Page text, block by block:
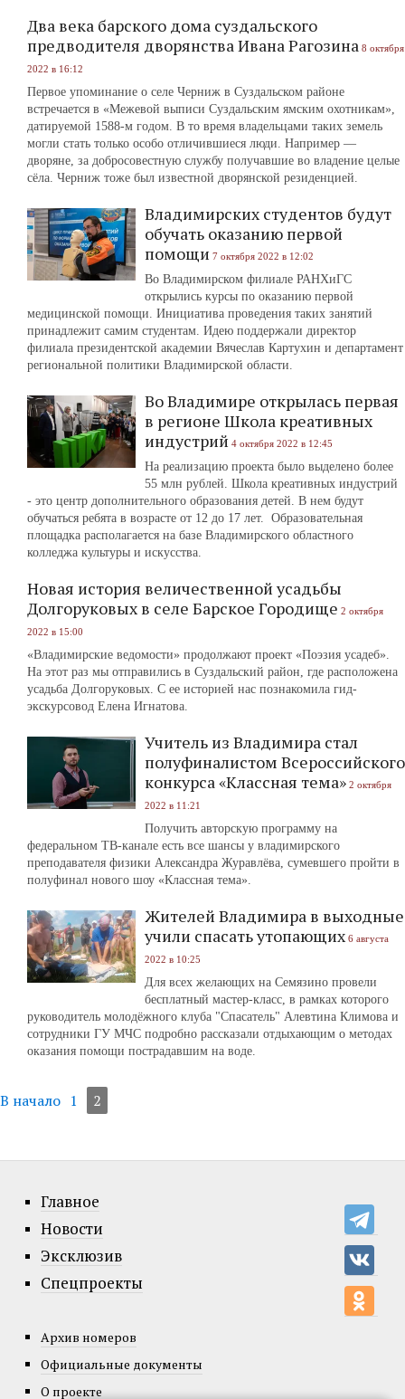
Два века барского дома суздальского
предводителя дворянства Ивана Рагозина 8 октября
2022 в 16:12
Первое упоминание о селе Черниж в Суздальском районе
встречается в «Межевой выписи Суздальским ямским охотникам»,
датируемой 1588-м годом. В то время владельцами таких земель
могли стать только особо отличившиеся люди. Например —
дворяне, за добросовестную службу получавшие во владение целые
сёла. Черниж тоже был известной дворянской резиденцией.
Владимирских студентов будут
обучать оказанию первой
помощи 7 октября 2022 в 12:02
Во Владимирском филиале РАНХиГС
открылись курсы по оказанию первой
медицинской помощи. Инициатива проведения таких занятий
принадлежит самим студентам. Идею поддержали директор
филиала президентской академии Вячеслав Картухин и департамент
региональной политики Владимирской области.
Во Владимире открылась первая
в регионе Школа креативных
индустрий 4 октября 2022 в 12:45
На реализацию проекта было выделено более
55 млн рублей. Школа креативных индустрий
- это центр дополнительного образования детей. В нем будут
обучаться ребята в возрасте от 12 до 17 лет. Образовательная
площадка располагается на базе Владимирского областного
колледжа культуры и искусства.
Новая история величественной усадьбы
Долгоруковых в селе Барское Городище 2 октября
2022 в 15:00
«Владимирские ведомости» продолжают проект «Поэзия усадеб».
На этот раз мы отправились в Суздальский район, где расположена
усадьба Долгоруковых. С ее историей нас познакомила гид-
экскурсовод Елена Игнатова.
Учитель из Владимира стал
полуфиналистом Всероссийского
конкурса «Классная тема» 2 октября
2022 в 11:21
Получить авторскую программу на
федеральном ТВ-канале есть все шансы у владимирского
преподавателя физики Александра Журавлёва, сумевшего пройти в
полуфинал нового шоу «Классная тема».
Жителей Владимира в выходные
учили спасать утопающих 6 августа
2022 в 10:25
Для всех желающих на Семязино провели
бесплатный мастер-класс, в рамках которого
руководитель молодёжного клуба "Спасатель" Алевтина Климова и
сотрудники ГУ МЧС подробно рассказали отдыхающим о методах
оказания помощи пострадавшим на воде.
В начало 1 2
Главное
Новости
Эксклюзив
Спецпроекты
Архив номеров
Официальные документы
О проекте